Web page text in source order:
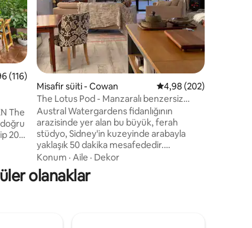
ortalama 4,96 puan, 116 değerlendirme
(116)
The
20
Misafir süiti - Cowan 5 üzerinden ortalama
4,98 (202)
The Lotus Pod - Manzaralı benzersiz
misafir evi
Austral Watergardens fidanlığının
arazisinde yer alan bu büyük, ferah
stüdyo, Sidney'in kuzeyinde arabayla
yaklaşık 50 dakika mesafededir.
Hawkesbury Nehri ve Berowra Waters'ın
hemen yanında bulunan Lotus Pod, kırsal
bir kaçamak veya romantik bir kaçış
Konum · Aile · Dekor
olanaklar